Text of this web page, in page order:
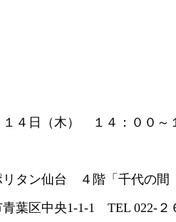
日（木） １４：００～
ン仙台 ４階「千代の間（
1 TEL 022-２６7-